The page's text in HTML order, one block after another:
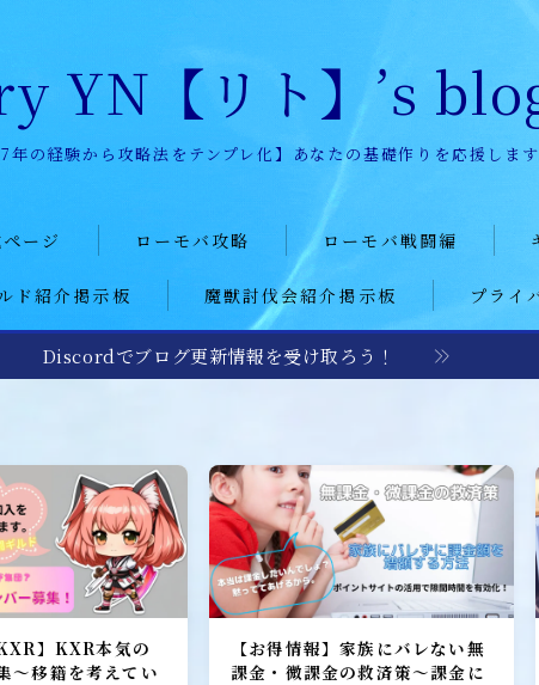
YN【リト】’s
7年の経験から攻略法をテンプレ化】あなたの基礎作りを応援します
ージ ローモバ攻略
初心者プレーヤー
建設
装備
ヒーロー
召喚獣
ローモバ戦闘編
戦闘基礎編
戦闘防衛編
戦闘小ネタ編
ギ
外
ド紹介掲示板 魔獣討伐会紹介掲示板 プライ
Discordでブログ更新情報を受け取ろう！
】KXR本気の
～移籍を考えてい
【お得情報】家族にバレない無
課金・微課金の救済策～課金に